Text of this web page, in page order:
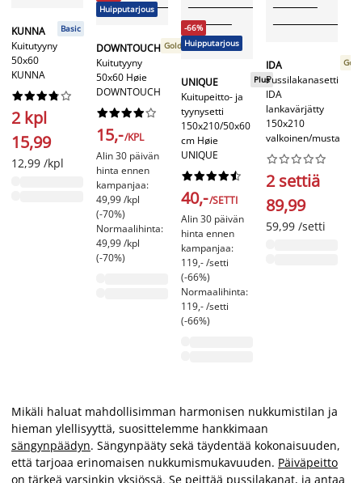
KUNNA
Kuitutyyny
50x60
KUNNA
Basic






2 kpl
15,99
12,99 /kpl
Huipputarjous
DOWNTOUCH
Kuitutyyny
50x60 Høie
DOWNTOUCH
Gold






15,-/KPL
Alin 30 päivän
hinta ennen
kampanjaa:
49,99 /kpl
(-70%)
Normaalihinta:
49,99 /kpl
(-70%)
-66%
Huipputarjous
UNIQUE
Kuitupeitto- ja
tyynysetti
150x210/50x60
cm Høie
UNIQUE
Plus






40,-/SETTI
Alin 30 päivän
hinta ennen
kampanjaa:
119,- /setti
(-66%)
Normaalihinta:
119,- /setti
(-66%)
IDA
Pussilakanasetti
IDA
lankavärjätty
150x210
valkoinen/musta
Gold






2 settiä
89,99
59,99 /setti
Mikäli haluat mahdollisimman harmonisen nukkumistilan ja
hieman ylellisyyttä, suosittelemme hankkimaan
sängynpäädyn. Sängynpääty sekä täydentää kokonaisuuden,
että tarjoaa erinomaisen nukkumismukavuuden. Päiväpeitto
on tärkeä varsinkin yksiössä. Se peittää pussilakanat, ja antaa